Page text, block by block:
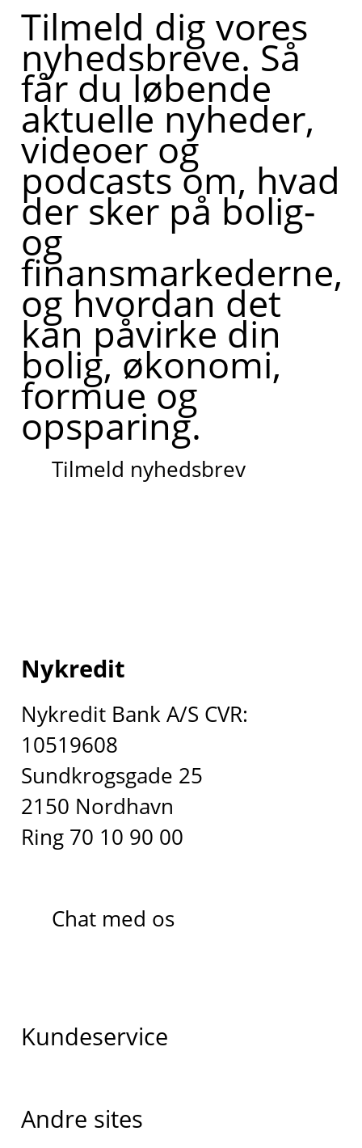
Tilmeld dig vores
nyhedsbreve. Så
får du løbende
aktuelle nyheder,
videoer og
podcasts om, hvad
der sker på bolig-
og
finansmarkederne,
og hvordan det
kan påvirke din
bolig, økonomi,
formue og
opsparing.
Tilmeld nyhedsbrev
Nykredit
Nykredit Bank A/S CVR:
10519608
Sundkrogsgade 25
2150 Nordhavn
Ring 70 10 90 00
Chat med os
Kundeservice
Andre sites